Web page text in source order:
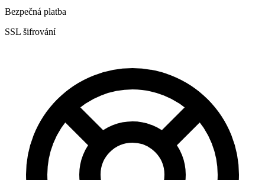
Bezpečná platba
SSL šifrování